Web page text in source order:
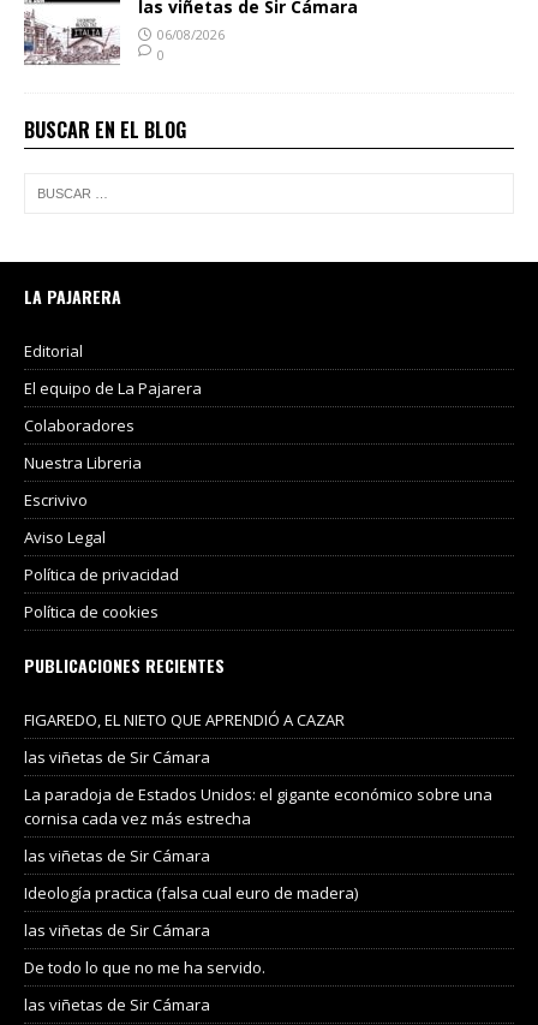
las viñetas de Sir Cámara
06/08/2026
0
BUSCAR EN EL BLOG
LA PAJARERA
Editorial
El equipo de La Pajarera
Colaboradores
Nuestra Libreria
Escrivivo
Aviso Legal
Política de privacidad
Política de cookies
PUBLICACIONES RECIENTES
FIGAREDO, EL NIETO QUE APRENDIÓ A CAZAR
las viñetas de Sir Cámara
La paradoja de Estados Unidos: el gigante económico sobre una
cornisa cada vez más estrecha
las viñetas de Sir Cámara
Ideología practica (falsa cual euro de madera)
las viñetas de Sir Cámara
De todo lo que no me ha servido.
las viñetas de Sir Cámara